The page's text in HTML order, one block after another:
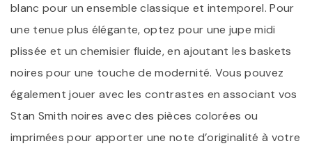
blanc pour un ensemble classique et intemporel. Pour
une tenue plus élégante, optez pour une jupe midi
plissée et un chemisier fluide, en ajoutant les baskets
noires pour une touche de modernité. Vous pouvez
également jouer avec les contrastes en associant vos
Stan Smith noires avec des pièces colorées ou
imprimées pour apporter une note d’originalité à votre